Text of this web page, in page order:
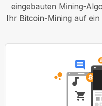
eingebauten Mining-
Ihr Bitcoin-Mining auf